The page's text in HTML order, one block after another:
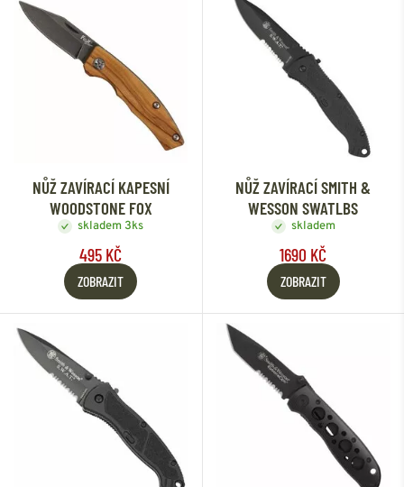
NŮŽ ZAVÍRACÍ KAPESNÍ
WOODSTONE FOX
skladem 3ks
495 KČ
ZOBRAZIT
NŮŽ ZAVÍRACÍ SMITH &
WESSON SWATLBS
skladem
1690 KČ
ZOBRAZIT